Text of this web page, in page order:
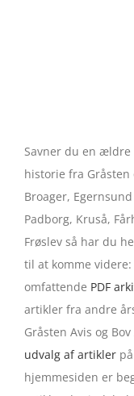
Savner du en
historie fra Gråsten
Broager,
Padborg, Kruså,
Frøslev så har du
til at komme videre:
omfattende PDF
artikler fra andre
Gråsten Avis og Bov
udvalg af artiklerpå
hjemmesiden er